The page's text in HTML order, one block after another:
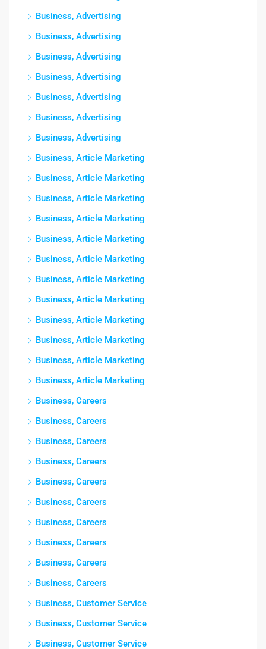
Business, Advertising
Business, Advertising
Business, Advertising
Business, Advertising
Business, Advertising
Business, Advertising
Business, Advertising
Business, Article Marketing
Business, Article Marketing
Business, Article Marketing
Business, Article Marketing
Business, Article Marketing
Business, Article Marketing
Business, Article Marketing
Business, Article Marketing
Business, Article Marketing
Business, Article Marketing
Business, Article Marketing
Business, Article Marketing
Business, Careers
Business, Careers
Business, Careers
Business, Careers
Business, Careers
Business, Careers
Business, Careers
Business, Careers
Business, Careers
Business, Careers
Business, Customer Service
Business, Customer Service
Business, Customer Service